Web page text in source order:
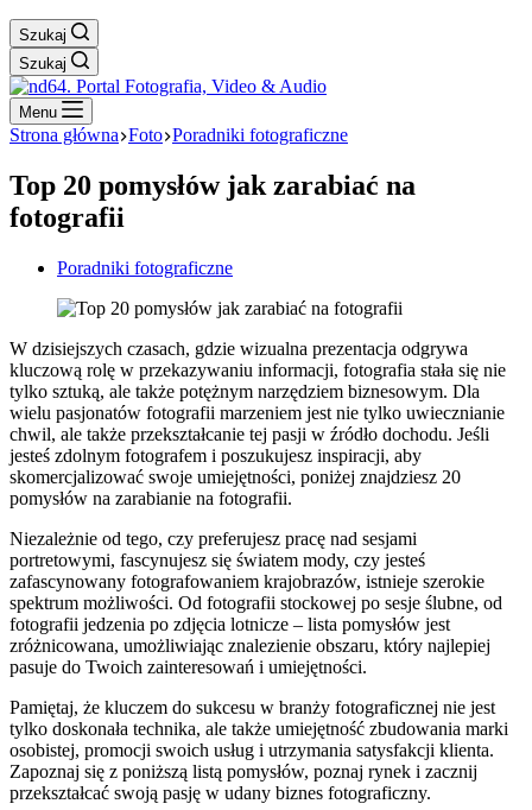
Szukaj
Szukaj
Menu
Strona główna Foto Poradniki fotograficzne
Top 20 pomysłów jak zarabiać na
fotografii
Poradniki fotograficzne
W dzisiejszych czasach, gdzie wizualna prezentacja odgrywa
kluczową rolę w przekazywaniu informacji, fotografia stała się nie
tylko sztuką, ale także potężnym narzędziem biznesowym. Dla
wielu pasjonatów fotografii marzeniem jest nie tylko uwiecznianie
chwil, ale także przekształcanie tej pasji w źródło dochodu. Jeśli
jesteś zdolnym fotografem i poszukujesz inspiracji, aby
skomercjalizować swoje umiejętności, poniżej znajdziesz 20
pomysłów na zarabianie na fotografii.
Niezależnie od tego, czy preferujesz pracę nad sesjami
portretowymi, fascynujesz się światem mody, czy jesteś
zafascynowany fotografowaniem krajobrazów, istnieje szerokie
spektrum możliwości. Od fotografii stockowej po sesje ślubne, od
fotografii jedzenia po zdjęcia lotnicze – lista pomysłów jest
zróżnicowana, umożliwiając znalezienie obszaru, który najlepiej
pasuje do Twoich zainteresowań i umiejętności.
Pamiętaj, że kluczem do sukcesu w branży fotograficznej nie jest
tylko doskonała technika, ale także umiejętność zbudowania marki
osobistej, promocji swoich usług i utrzymania satysfakcji klienta.
Zapoznaj się z poniższą listą pomysłów, poznaj rynek i zacznij
przekształcać swoją pasję w udany biznes fotograficzny.